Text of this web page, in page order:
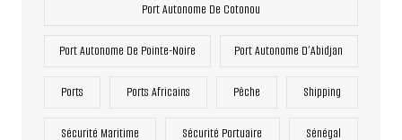
Port Autonome De Cotonou
Port Autonome De Pointe-Noire Port Autonome D’Abidjan
Ports Ports Africains Pêche Shipping
Sécurité Maritime Sécurité Portuaire Sénégal